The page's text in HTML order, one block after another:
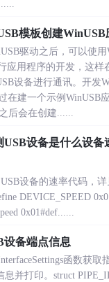
模板创建WinUSB
驱动之后，可以使
应用程序的开发，这样
设备进行通讯。开发
在建一个示例WinUSB
后会在创建......
设备是什么设备
设备的速率代码，详
DEVICE_SPEED
0x01#def......
设备端点信息
函数获
并打印。struct